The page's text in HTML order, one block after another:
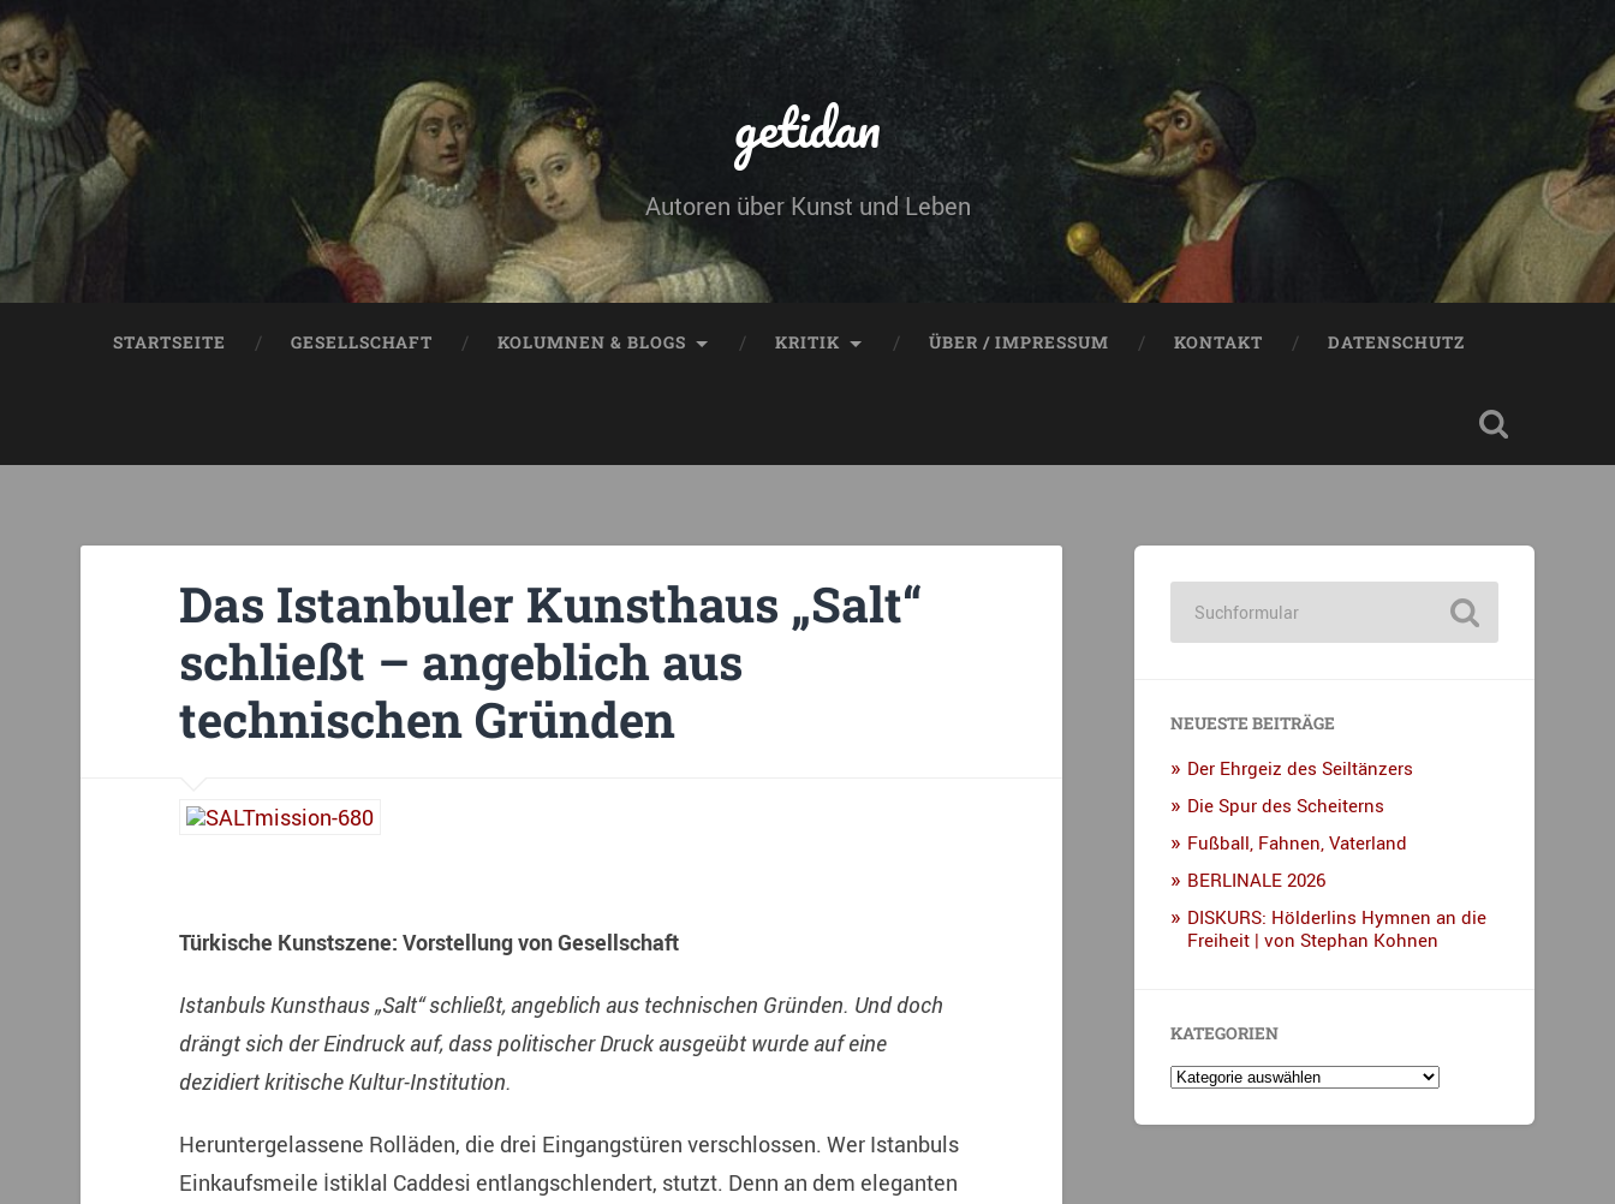
getidan
Autoren über Kunst und Leben
STARTSEITE GESELLSCHAFT KOLUMNEN & BLOGS KRITIK ÜBER / IMPRESSUM KONTAKT DATENSCHUTZ
Das Istanbuler Kunsthaus „Salt“
schließt – angeblich aus
technischen Gründen
Türkische Kunstszene: Vorstellung von Gesellschaft
Istanbuls Kunsthaus „Salt“ schließt, angeblich aus technischen Gründen. Und doch
drängt sich der Eindruck auf, dass politischer Druck ausgeübt wurde auf eine
dezidiert kritische Kultur-Institution.
Heruntergelassene Rolläden, die drei Eingangstüren verschlossen. Wer Istanbuls
Einkaufsmeile İstiklal Caddesi entlangschlendert, stutzt. Denn an dem eleganten
NEUESTE BEITRÄGE
Der Ehrgeiz des Seiltänzers
Die Spur des Scheiterns
Fußball, Fahnen, Vaterland
BERLINALE 2026
DISKURS: Hölderlins Hymnen an die
Freiheit | von Stephan Kohnen
KATEGORIEN